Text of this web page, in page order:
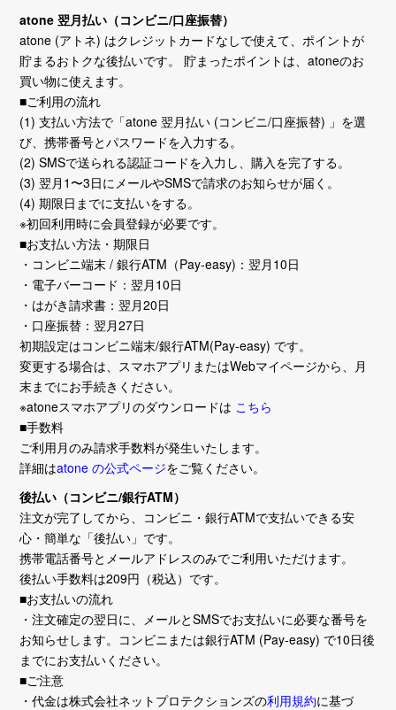
atone 翌月払い（コンビニ/口座振替）
atone (アトネ) はクレジットカードなしで使えて、ポイントが
貯まるおトクな後払いです。 貯まったポイントは、atoneのお
買い物に使えます。
■ご利用の流れ
(1) 支払い方法で「atone 翌月払い (コンビニ/口座振替) 」を選
び、携帯番号とパスワードを入力する。
(2) SMSで送られる認証コードを入力し、購入を完了する。
(3) 翌月1〜3日にメールやSMSで請求のお知らせが届く。
(4) 期限日までに支払いをする。
※初回利用時に会員登録が必要です。
■お支払い方法・期限日
・コンビニ端末 / 銀行ATM（Pay-easy)：翌月10日
・電子バーコード：翌月10日
・はがき請求書：翌月20日
・口座振替：翌月27日
初期設定はコンビニ端末/銀行ATM(Pay-easy) です。
変更する場合は、スマホアプリまたはWebマイページから、月
末までにお手続きください。
※atoneスマホアプリのダウンロードは こちら
■手数料
ご利用月のみ請求手数料が発生いたします。
詳細はatone の公式ページをご覧ください。
後払い（コンビニ/銀行ATM）
注文が完了してから、コンビニ・銀行ATMで支払いできる安
心・簡単な「後払い」です。
携帯電話番号とメールアドレスのみでご利用いただけます。
後払い手数料は209円（税込）です。
■お支払いの流れ
・注文確定の翌日に、メールとSMSでお支払いに必要な番号を
お知らせします。コンビニまたは銀行ATM (Pay-easy) で10日後
までにお支払いください。
■ご注意
・代金は株式会社ネットプロテクションズの利用規約に基づ